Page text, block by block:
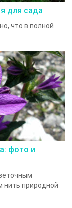
для сада
что в полной
фото и
нить природной